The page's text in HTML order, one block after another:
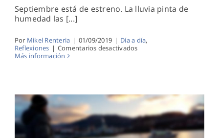
Septiembre está de estreno. La lluvia pinta de
humedad las [...]
Por Mikel Renteria | 01/09/2019 | Día a día,
Reflexiones | Comentarios desactivadosen
Más información